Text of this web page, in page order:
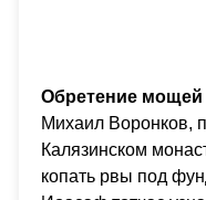
Обретение мощей
Михаил Воронков,
Калязинском
копать рвы под